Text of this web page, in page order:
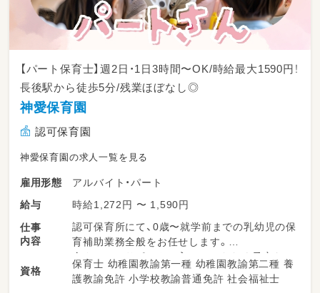
【パート保育士】週2日・1日3時間〜OK/時給最大1590円！
長後駅から徒歩5分/残業ほぼなし◎
神愛保育園
認可保育園
神愛保育園の求人一覧を見る
雇用形態
アルバイト・パート
給与
時給1,272円 〜 1,590円
仕事
内容
認可保育所にて、0歳〜就学前までの乳幼児の保
育補助業務全般をお任せします。
全クラスのサポートに入っていただく予定なの
で、日々たくさんの子どもたちの成長を近くで
見守れるやりがいがあります◎
資格
保育士 幼稚園教諭第一種 幼稚園教諭第二種 養
護教諭免許 小学校教諭普通免許 社会福祉士